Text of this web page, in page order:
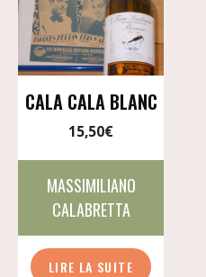
CALA CALA BLANC
15,50€
MASSIMILIANO
CALABRETTA
LIRE LA SUITE